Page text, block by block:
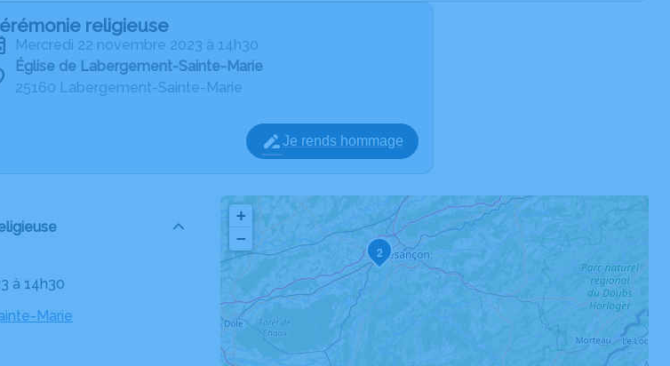
religieuse
mercredi 22 novembre 2023 à 14h30
Église de Labergement-Sainte-Marie
25160 Labergement-Sainte-Marie
Je rends hommage
à 14h30
Marie
2
+
−